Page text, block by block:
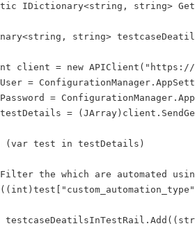
IDictionary<string, string>
string>
client = new
=
=
=
(var test in testDetails)
the which are automated